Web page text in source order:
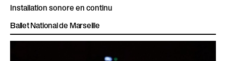
Installation sonore en continu
Ballet National de Marseille